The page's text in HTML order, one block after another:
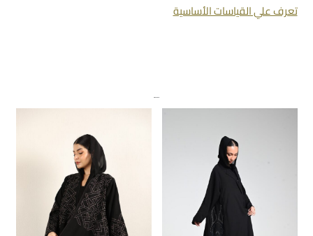
تعرف علي القياسات الأساسية
منتجات ذات صلة